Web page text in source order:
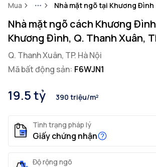
Mua MoreNhà mặt ngõ tại Khương Đình
Nhà mặt ngõ cách Khương Đình
Khương Đình, Q. Thanh Xuân,
Q. Thanh Xuân, TP. Hà Nội
Mã bất động sản: F6WJN1
19.5 tỷ 390 triệu/m²
Tình trạng pháp lý
Giấy chứng nhận
Độ rộng ngõ